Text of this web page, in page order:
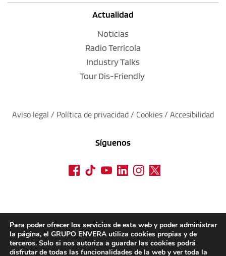
Actualidad
Noticias
Radio Terrícola
Industry Talks
Tour Dis-Friendly
Aviso legal / Política de privacidad / Cookies / Accesibilidad
Síguenos
Para poder ofrecer los servicios de esta web y poder administrar
la página, el GRUPO ENVERA utiliza cookies propias y de
terceros. Solo si nos autoriza a guardar las cookies podrá
disfrutar de todas las funcionalidades de la web y ver toda la